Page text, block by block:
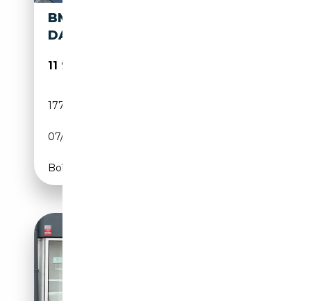
BMW 418 GRAN COUPÉ 418
DA
11 950€
177 000 km
07/2014
Boîte automatique